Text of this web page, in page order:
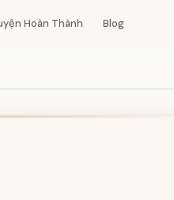
Hoàn Thành Blog